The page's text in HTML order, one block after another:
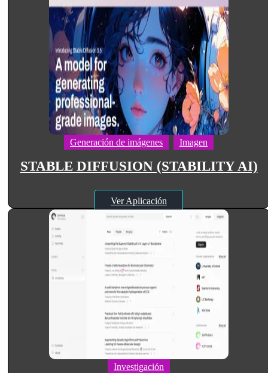
Generación de imágenes Imagen
STABLE DIFFUSION (STABILITY AI)
Ver Aplicación
Investigación